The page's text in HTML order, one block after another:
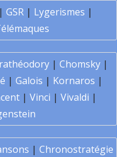
GSR| Lygerismes |
| Chomsky|
| Galois | Kornaros |
| Vinci | Vivaldi |
| Chronostratégie